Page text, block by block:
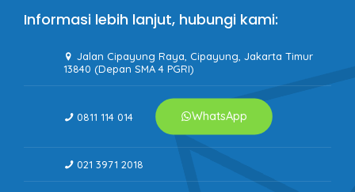
Informasi lebih lanjut, hubungi kami:
Jalan Cipayung Raya, Cipayung, Jakarta Timur
13840 (Depan SMA 4 PGRI)
0811 114 014 WhatsApp
021 3971 2018